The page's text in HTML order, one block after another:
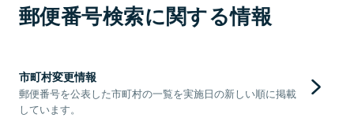
郵便番号検索に関する情報
市町村変更情報
郵便番号を公表した市町村の一覧を実施日の新しい順に掲載
しています。